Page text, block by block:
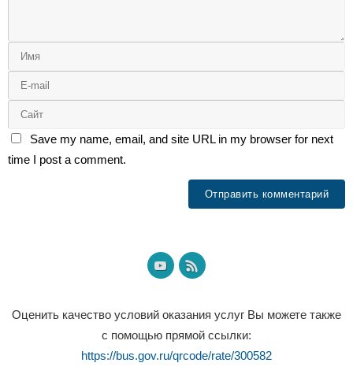
Save my name, email, and site URL in my browser for next
time I post a comment.
Оценить качество условий оказания услуг Вы можете также
с помощью прямой ссылки:
https://bus.gov.ru/qrcode/rate/300582